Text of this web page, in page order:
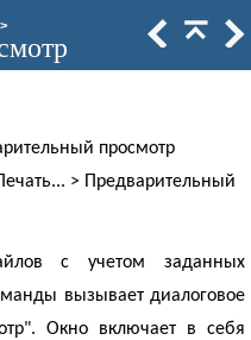
просмотр
> Предварительный
с учетом заданных
вызывает диалоговое
Окно включает в себя